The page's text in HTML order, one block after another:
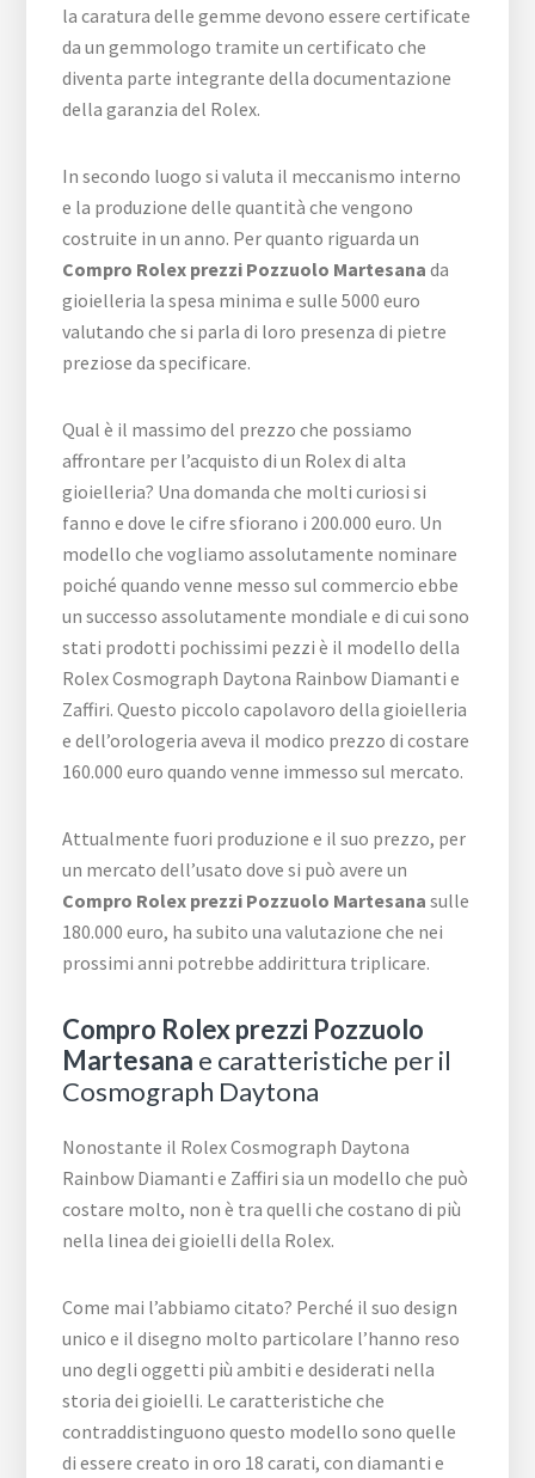
la caratura delle gemme devono essere certificate
da un gemmologo tramite un certificato che
diventa parte integrante della documentazione
della garanzia del Rolex.
In secondo luogo si valuta il meccanismo interno
e la produzione delle quantità che vengono
costruite in un anno. Per quanto riguarda un
Compro Rolex prezzi Pozzuolo Martesana da
gioielleria la spesa minima e sulle 5000 euro
valutando che si parla di loro presenza di pietre
preziose da specificare.
Qual è il massimo del prezzo che possiamo
affrontare per l’acquisto di un Rolex di alta
gioielleria? Una domanda che molti curiosi si
fanno e dove le cifre sfiorano i 200.000 euro. Un
modello che vogliamo assolutamente nominare
poiché quando venne messo sul commercio ebbe
un successo assolutamente mondiale e di cui sono
stati prodotti pochissimi pezzi è il modello della
Rolex Cosmograph Daytona Rainbow Diamanti e
Zaffiri. Questo piccolo capolavoro della gioielleria
e dell’orologeria aveva il modico prezzo di costare
160.000 euro quando venne immesso sul mercato.
Attualmente fuori produzione e il suo prezzo, per
un mercato dell’usato dove si può avere un
Compro Rolex prezzi Pozzuolo Martesana sulle
180.000 euro, ha subito una valutazione che nei
prossimi anni potrebbe addirittura triplicare.
Compro Rolex prezzi Pozzuolo
Martesana e caratteristiche per il
Cosmograph Daytona
Nonostante il Rolex Cosmograph Daytona
Rainbow Diamanti e Zaffiri sia un modello che può
costare molto, non è tra quelli che costano di più
nella linea dei gioielli della Rolex.
Come mai l’abbiamo citato? Perché il suo design
unico e il disegno molto particolare l’hanno reso
uno degli oggetti più ambiti e desiderati nella
storia dei gioielli. Le caratteristiche che
contraddistinguono questo modello sono quelle
di essere creato in oro 18 carati, con diamanti e